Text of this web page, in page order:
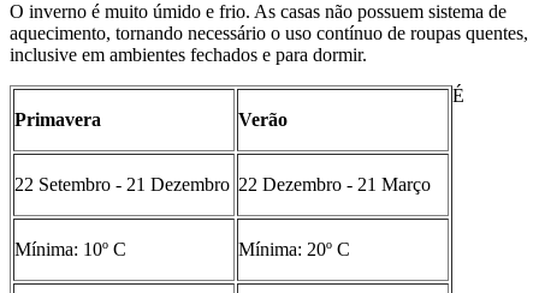
O inverno é muito úmido e frio. As casas não possuem sistema de
aquecimento, tornando necessário o uso contínuo de roupas quentes,
inclusive em ambientes fechados e para dormir.
Primavera Verão
22 Setembro - 21 Dezembro 22 Dezembro - 21 Março
Mínima: 10º C Mínima: 20º C
É